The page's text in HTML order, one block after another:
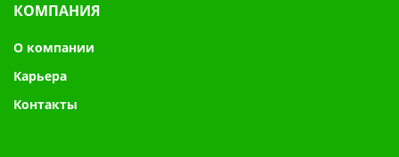
КОМПАНИЯ
О компании
Карьера
Контакты